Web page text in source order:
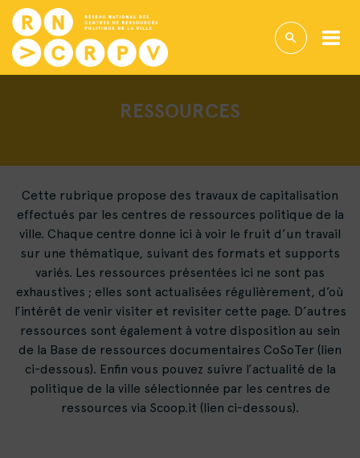
RESSOURCES
Cette rubrique propose des travaux de capitalisation
effectués par les centres de ressources politique de la
ville. Chaque centre donne ici à voir le fruit d’un travail
sur une thématique, suivant des formats et supports
variés. Les ressources présentées ici ne sont pas
exhaustives ; elles sont actualisées régulièrement, d’où
l’intérêt de venir visiter et revisiter cette page. D’autres
ressources sont également à votre disposition au sein
de la Base de ressources documentaires CoSoTer (lien
ci-dessous). Enfin vous pouvez suivre l’actualité de la
politique de la ville sélectionnée par les centres de
ressources via Scoop.it (lien ci-dessous).